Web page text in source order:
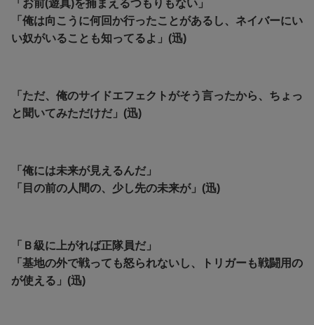
「お前(遊真)を捕まえるつもりもない」
「俺は向こうに何回か行ったことがあるし、ネイバーにい
い奴がいることも知ってるよ」(迅)
「ただ、俺のサイドエフェクトがそう言ったから、ちょっ
と聞いてみただけだ」(迅)
「俺には未来が見えるんだ」
「目の前の人間の、少し先の未来が」(迅)
「Ｂ級に上がれば正隊員だ」
「基地の外で戦っても怒られないし、トリガーも戦闘用の
が使える」(迅)